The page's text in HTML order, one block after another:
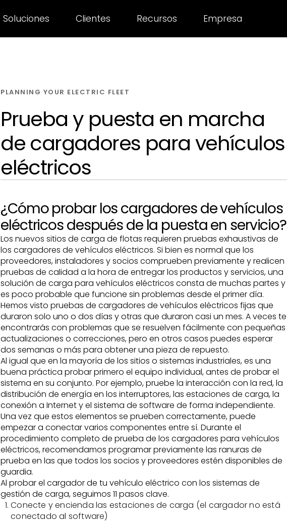
Soluciones Clientes Recursos Empresa
PLANNING YOUR ELECTRIC FLEET
Prueba y puesta en marcha
de cargadores para vehículos
eléctricos
¿Cómo probar los cargadores de vehículos
eléctricos después de la puesta en servicio?
Los nuevos sitios de carga de flotas requieren pruebas exhaustivas de
los cargadores de vehículos eléctricos. Si bien es normal que los
proveedores, instaladores y socios comprueben previamente y realicen
pruebas de calidad a la hora de entregar los productos y servicios, una
solución de carga para vehículos eléctricos consta de muchas partes y
es poco probable que funcione sin problemas desde el primer día.
Hemos visto pruebas de cargadores de vehículos eléctricos fijas que
duraron solo uno o dos días y otras que duraron casi un mes. A veces te
encontrarás con problemas que se resuelven fácilmente con pequeñas
actualizaciones o correcciones, pero en otros casos puedes esperar
dos semanas o más para obtener una pieza de repuesto.
Al igual que en la mayoría de los sitios o sistemas industriales, es una
buena práctica probar primero el equipo individual, antes de probar el
sistema en su conjunto. Por ejemplo, pruebe la interacción con la red, la
distribución de energía en los interruptores, las estaciones de carga, la
conexión a Internet y el sistema de software de forma independiente.
Una vez que estos elementos se prueben correctamente, puede
empezar a conectar varios componentes entre sí. Durante el
procedimiento completo de prueba de los cargadores para vehículos
eléctricos, recomendamos programar previamente las ranuras de
prueba en las que todos los socios y proveedores estén disponibles de
guardia.
Al probar el cargador de tu vehículo eléctrico con los sistemas de
gestión de carga, seguimos 11 pasos clave.
Conecte y encienda las estaciones de carga (el cargador no está
conectado al software)